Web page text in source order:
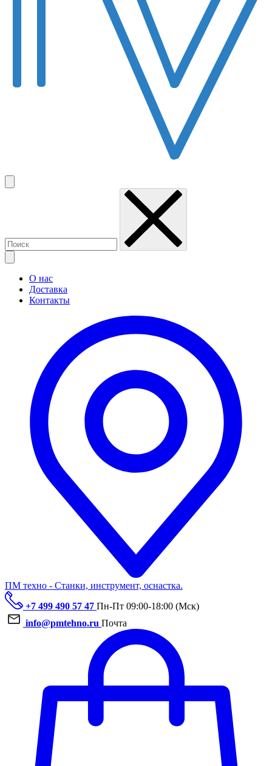
О нас
Доставка
Контакты
ПМ техно - Станки, инструмент, оснастка.
+7 499 490 57 47 Пн-Пт 09:00-18:00 (Мск)
info@pmtehno.ru Почта